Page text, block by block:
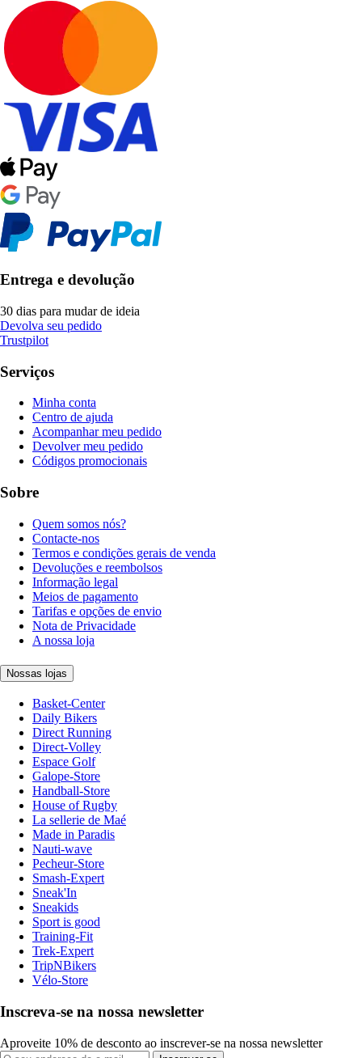
Entrega e devolução
30 dias para mudar de ideia
Devolva seu pedido
Trustpilot
Serviços
Minha conta
Centro de ajuda
Acompanhar meu pedido
Devolver meu pedido
Códigos promocionais
Sobre
Quem somos nós?
Contacte-nos
Termos e condições gerais de venda
Devoluções e reembolsos
Informação legal
Meios de pagamento
Tarifas e opções de envio
Nota de Privacidade
A nossa loja
Nossas lojas
Basket-Center
Daily Bikers
Direct Running
Direct-Volley
Espace Golf
Galope-Store
Handball-Store
House of Rugby
La sellerie de Maé
Made in Paradis
Nauti-wave
Pecheur-Store
Smash-Expert
Sneak'In
Sneakids
Sport is good
Training-Fit
Trek-Expert
TripNBikers
Vélo-Store
Inscreva-se na nossa newsletter
Aproveite 10% de desconto ao inscrever-se na nossa newsletter